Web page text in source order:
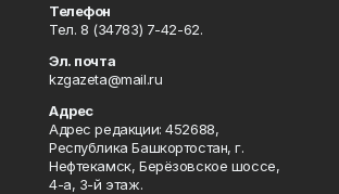
Телефон
Тел. 8 (34783) 7-42-62.
Эл. почта
kzgazeta@mail.ru
Адрес
Адрес редакции: 452688,
Республика Башкортостан, г.
Нефтекамск, Берёзовское шоссе,
4-а, 3-й этаж.